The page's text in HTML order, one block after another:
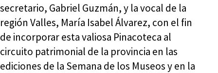
secretario, Gabriel Guzmán, y la vocal de la
región Valles, María Isabel Álvarez, con el fin
de incorporar esta valiosa Pinacoteca al
circuito patrimonial de la provincia en las
ediciones de la Semana de los Museos y en la